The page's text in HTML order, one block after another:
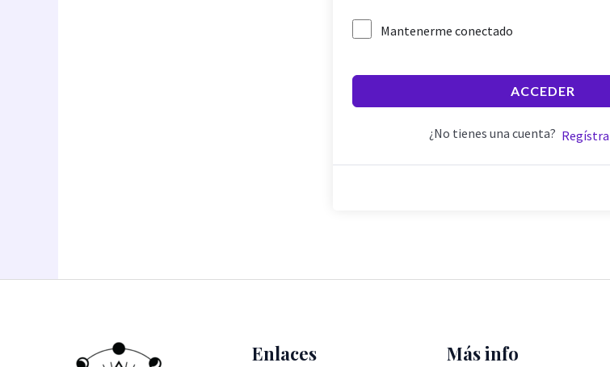
Mantenerme conectado
ACCEDER
¿No tienes una cuenta?
Enlaces Más info